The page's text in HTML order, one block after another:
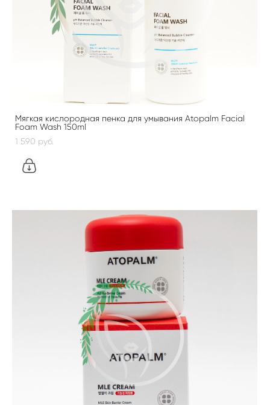
Мягкая кислородная пенка для умывания Atopalm Facial
Foam Wash 150ml
1 590 pуб.